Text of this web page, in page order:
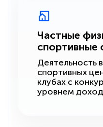
Частные
спортивные
Деятельность
спортивных
клубах с
уровнем